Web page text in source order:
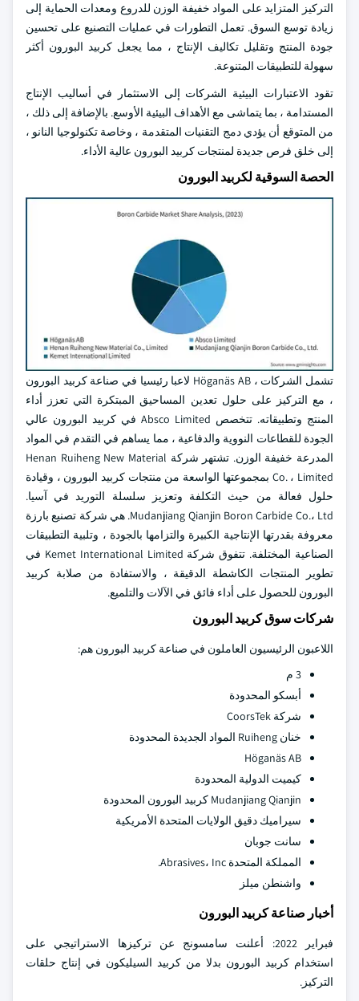
التركيز المتزايد على المواد خفيفة الوزن للدروع ومعدات الحماية إلى
زيادة توسع السوق. تعمل التطورات في عمليات التصنيع على تحسين
جودة المنتج وتقليل تكاليف الإنتاج ، مما يجعل كربيد البورون أكثر
سهولة للتطبيقات المتنوعة.
تقود الاعتبارات البيئية الشركات إلى الاستثمار في أساليب الإنتاج
المستدامة ، بما يتماشى مع الأهداف البيئية الأوسع. بالإضافة إلى ذلك ،
من المتوقع أن يؤدي دمج التقنيات المتقدمة ، وخاصة تكنولوجيا النانو ،
إلى خلق فرص جديدة لمنتجات كربيد البورون عالية الأداء.
الحصة السوقية لكربيد البورون
تشمل الشركات ، Höganäs AB لاعبا رئيسيا في صناعة كربيد البورون
، مع التركيز على حلول تعدين المساحيق المبتكرة التي تعزز أداء
المنتج وتطبيقاته. تتخصص Absco Limited في كربيد البورون عالي
الجودة للقطاعات النووية والدفاعية ، مما يساهم في التقدم في المواد
المدرعة خفيفة الوزن. تشتهر شركة Henan Ruiheng New Material
Co. ، Limited بمجموعتها الواسعة من منتجات كربيد البورون ، وقيادة
حلول فعالة من حيث التكلفة وتعزيز سلسلة التوريد في آسيا.
Mudanjiang Qianjin Boron Carbide Co.، Ltd. هي شركة تصنيع بارزة
معروفة بقدرتها الإنتاجية الكبيرة والتزامها بالجودة ، وتلبية التطبيقات
الصناعية المختلفة. تتفوق شركة Kemet International Limited في
تطوير المنتجات الكاشطة الدقيقة ، والاستفادة من صلابة كربيد
البورون للحصول على أداء فائق في الآلات والتلميع.
شركات سوق كربيد البورون
اللاعبون الرئيسيون العاملون في صناعة كربيد البورون هم:
3 م
أبسكو المحدودة
شركة CoorsTek
خنان Ruiheng المواد الجديدة المحدودة
Höganäs AB
كيميت الدولية المحدودة
Mudanjiang Qianjin كربيد البورون المحدودة
سيراميك دقيق الولايات المتحدة الأمريكية
سانت جوبان
المملكة المتحدة Abrasives، Inc.
واشنطن ميلز
أخبار صناعة كربيد البورون
فبراير 2022: أعلنت سامسونج عن تركيزها الاستراتيجي على
استخدام كربيد البورون بدلا من كربيد السيليكون في إنتاج حلقات
التركيز.